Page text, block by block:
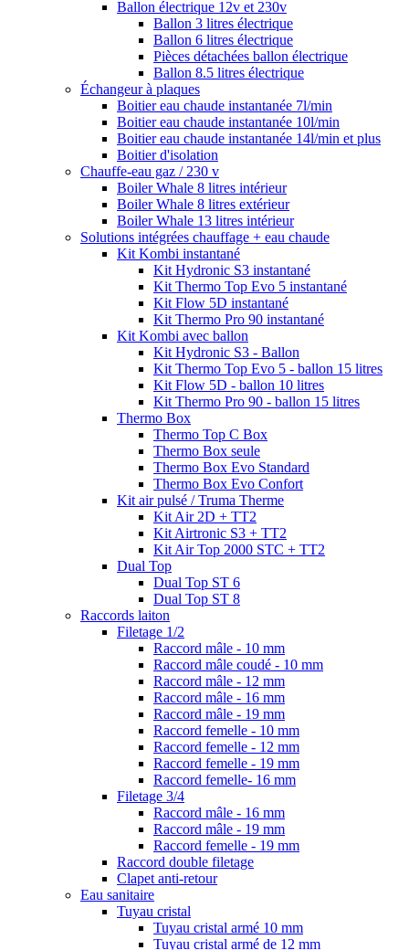
Ballon électrique 12v et 230v
Ballon 3 litres électrique
Ballon 6 litres électrique
Pièces détachées ballon électrique
Ballon 8.5 litres électrique
Échangeur à plaques
Boitier eau chaude instantanée 7l/min
Boitier eau chaude instantanée 10l/min
Boitier eau chaude instantanée 14l/min et plus
Boitier d'isolation
Chauffe-eau gaz / 230 v
Boiler Whale 8 litres intérieur
Boiler Whale 8 litres extérieur
Boiler Whale 13 litres intérieur
Solutions intégrées chauffage + eau chaude
Kit Kombi instantané
Kit Hydronic S3 instantané
Kit Thermo Top Evo 5 instantané
Kit Flow 5D instantané
Kit Thermo Pro 90 instantané
Kit Kombi avec ballon
Kit Hydronic S3 - Ballon
Kit Thermo Top Evo 5 - ballon 15 litres
Kit Flow 5D - ballon 10 litres
Kit Thermo Pro 90 - ballon 15 litres
Thermo Box
Thermo Top C Box
Thermo Box seule
Thermo Box Evo Standard
Thermo Box Evo Confort
Kit air pulsé / Truma Therme
Kit Air 2D + TT2
Kit Airtronic S3 + TT2
Kit Air Top 2000 STC + TT2
Dual Top
Dual Top ST 6
Dual Top ST 8
Raccords laiton
Filetage 1/2
Raccord mâle - 10 mm
Raccord mâle coudé - 10 mm
Raccord mâle - 12 mm
Raccord mâle - 16 mm
Raccord mâle - 19 mm
Raccord femelle - 10 mm
Raccord femelle - 12 mm
Raccord femelle - 19 mm
Raccord femelle- 16 mm
Filetage 3/4
Raccord mâle - 16 mm
Raccord mâle - 19 mm
Raccord femelle - 19 mm
Raccord double filetage
Clapet anti-retour
Eau sanitaire
Tuyau cristal
Tuyau cristal armé 10 mm
Tuyau cristal armé de 12 mm